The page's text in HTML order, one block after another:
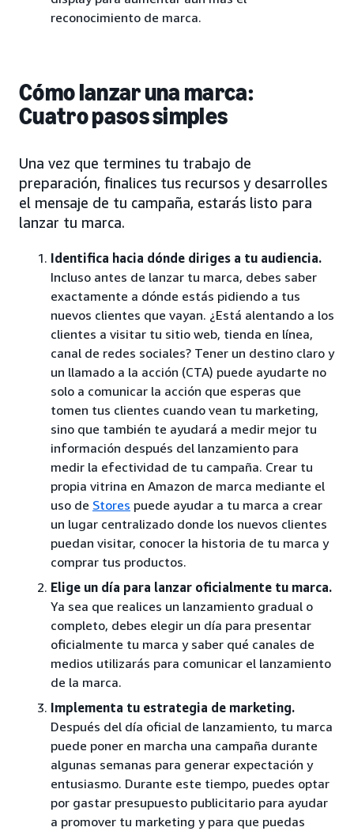
reconocimiento de marca.
Cómo lanzar una marca:
Cuatro pasos simples
Una vez que termines tu trabajo de
preparación, finalices tus recursos y desarrolles
el mensaje de tu campaña, estarás listo para
lanzar tu marca.
Identifica hacia dónde diriges a tu audiencia.
Incluso antes de lanzar tu marca, debes saber
exactamente a dónde estás pidiendo a tus
nuevos clientes que vayan. ¿Está alentando a los
clientes a visitar tu sitio web, tienda en línea,
canal de redes sociales? Tener un destino claro y
un llamado a la acción (CTA) puede ayudarte no
solo a comunicar la acción que esperas que
tomen tus clientes cuando vean tu marketing,
sino que también te ayudará a medir mejor tu
información después del lanzamiento para
medir la efectividad de tu campaña. Crear tu
propia vitrina en Amazon de marca mediante el
uso de Stores puede ayudar a tu marca a crear
un lugar centralizado donde los nuevos clientes
puedan visitar, conocer la historia de tu marca y
comprar tus productos.
Elige un día para lanzar oficialmente tu marca.
Ya sea que realices un lanzamiento gradual o
completo, debes elegir un día para presentar
oficialmente tu marca y saber qué canales de
medios utilizarás para comunicar el lanzamiento
de la marca.
Implementa tu estrategia de marketing.
Después del día oficial de lanzamiento, tu marca
puede poner en marcha una campaña durante
algunas semanas para generar expectación y
entusiasmo. Durante este tiempo, puedes optar
por gastar presupuesto publicitario para ayudar
a promover tu marketing y para que puedas